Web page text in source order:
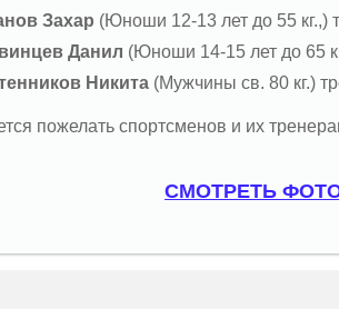
Захар (Юноши 12-13 лет до 55 кг.,)
Данил (Юноши 14-15 лет до 65
Никита (Мужчины св. 80 кг.)
пожелать спортсменов и их
СМОТРЕТЬ